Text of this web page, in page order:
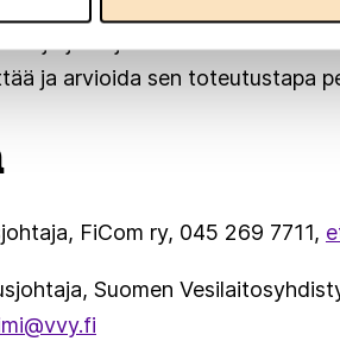
ja arvioida sen toteutustapa
FiCom ry, 045 269 7711,
Suomen